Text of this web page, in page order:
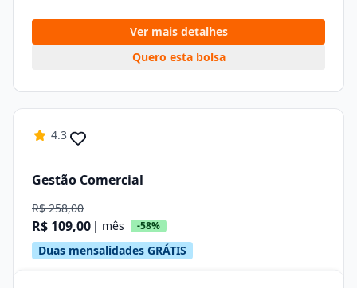
Ver mais detalhes
Quero esta bolsa
4.3
Gestão Comercial
R$ 258,00
R$ 109,00 | mês -58%
Duas mensalidades GRÁTIS